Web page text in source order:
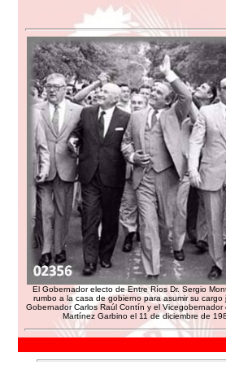
El Gobernador electo de Entre Ríos Dr. Sergio
rumbo a la casa de gobierno para asumir su cargo
Gobernador Carlos Raúl Contín y el Vicegobernador
Martínez Garbino el 11 de diciembre de